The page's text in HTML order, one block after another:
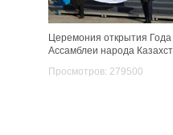
Церемония открытия Года
Ассамблеи народа
Просмотров: 279500